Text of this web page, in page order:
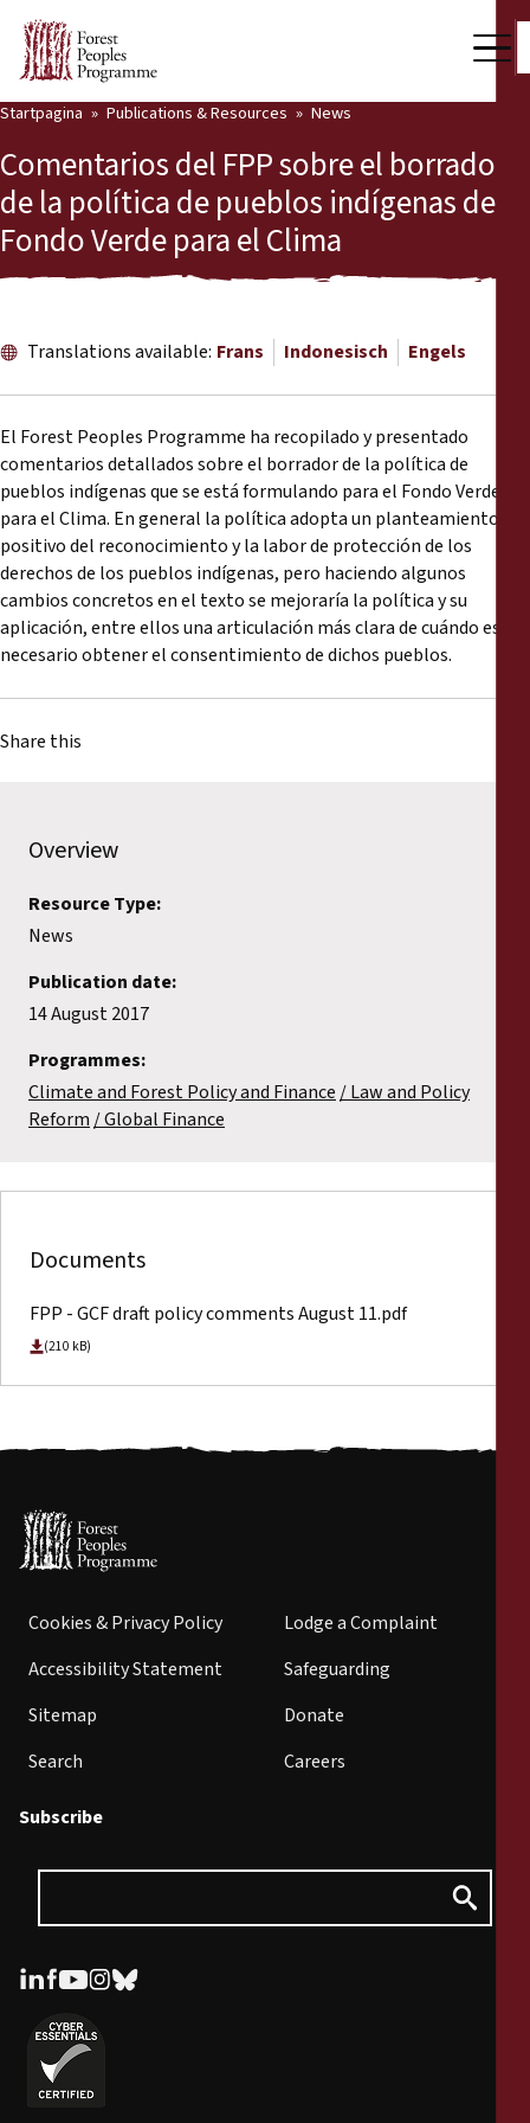
Press Room
Support Us
Our Work
Community Voices
Partners & Countries
Publications & Resources
Back
News
Reports
Press Releases
Briefing Papers
Annual Reports
Startpagina Publications & Resources News
Comentarios del FPP sobre el borrador
de la política de pueblos indígenas del
Fondo Verde para el Clima
Translations available: Frans Indonesisch Engels
El Forest Peoples Programme ha recopilado y presentado
comentarios detallados sobre el borrador de la política de
pueblos indígenas que se está formulando para el Fondo Verde
para el Clima. En general la política adopta un planteamiento
positivo del reconocimiento y la labor de protección de los
derechos de los pueblos indígenas, pero haciendo algunos
cambios concretos en el texto se mejoraría la política y su
aplicación, entre ellos una articulación más clara de cuándo es
necesario obtener el consentimiento de dichos pueblos.
Share this
Overview
Resource Type:
News
Publication date:
14 August 2017
Programmes:
Climate and Forest Policy and Finance
Law and Policy
Reform Global Finance
Documents
FPP - GCF draft policy comments August 11.pdf
(210 kB)
Cookies & Privacy Policy
Accessibility Statement
Sitemap
Search
Lodge a Complaint
Safeguarding
Donate
Careers
Subscribe